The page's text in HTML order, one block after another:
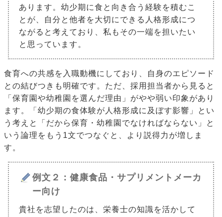
あります。幼少期に食と向き合う経験を積むこ
とが、自分と他者を大切にできる人格形成につ
ながると考えており、私もその一端を担いたい
と思っています。
食育への共感を入職動機にしており、自身のエピソード
との結びつきも明確です。ただ、採用担当者から見ると
「保育園や幼稚園を選んだ理由」がやや弱い印象があり
ます。「幼少期の食体験が人格形成に及ぼす影響」とい
う考えと「だから保育・幼稚園でなければならない」と
いう論理をもう1文でつなぐと、より説得力が増しま
す。
例文２：健康食品・サプリメントメーカ
ー向け
貴社を志望したのは、栄養士の知識を活かして